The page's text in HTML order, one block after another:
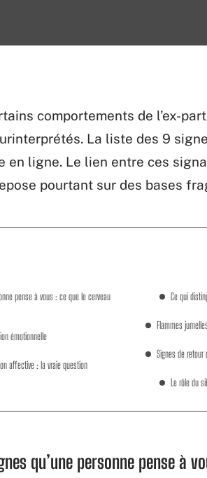
comportements de l’ex-
La liste des 9
en ligne. Le lien entre ces
pourtant sur des bases
pense à vous : ce que le cerveau
émotionnelle
affective : la vraie question
Ce qui
Flammes
Signes de
Le rôle du
qu’une personne pense à